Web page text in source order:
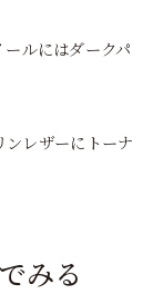
ルにはダークパ
レザーにトーナ
みる